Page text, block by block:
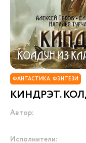
ФАНТАСТИКА. ФЭНТЕЗИ
КИНДРЭТ.
Автор:
Исполнители: